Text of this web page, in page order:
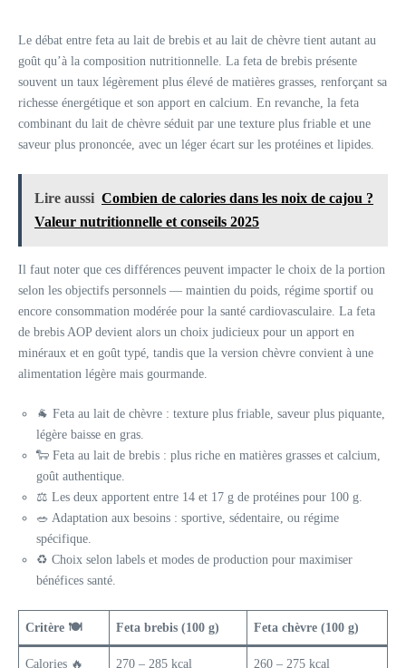
Le débat entre feta au lait de brebis et au lait de chèvre tient autant au
goût qu’à la composition nutritionnelle. La feta de brebis présente
souvent un taux légèrement plus élevé de matières grasses, renforçant sa
richesse énergétique et son apport en calcium. En revanche, la feta
combinant du lait de chèvre séduit par une texture plus friable et une
saveur plus prononcée, avec un léger écart sur les protéines et lipides.
Lire aussi Combien de calories dans les noix de cajou ?
Valeur nutritionnelle et conseils 2025
Il faut noter que ces différences peuvent impacter le choix de la portion
selon les objectifs personnels — maintien du poids, régime sportif ou
encore consommation modérée pour la santé cardiovasculaire. La feta
de brebis AOP devient alors un choix judicieux pour un apport en
minéraux et en goût typé, tandis que la version chèvre convient à une
alimentation légère mais gourmande.
🐐 Feta au lait de chèvre : texture plus friable, saveur plus piquante,
légère baisse en gras.
🐑 Feta au lait de brebis : plus riche en matières grasses et calcium,
goût authentique.
⚖️ Les deux apportent entre 14 et 17 g de protéines pour 100 g.
🥗 Adaptation aux besoins : sportive, sédentaire, ou régime
spécifique.
♻️ Choix selon labels et modes de production pour maximiser
bénéfices santé.
Critère 🍽️ Feta brebis (100 g) Feta chèvre (100 g)
Calories 🔥 270 – 285 kcal 260 – 275 kcal